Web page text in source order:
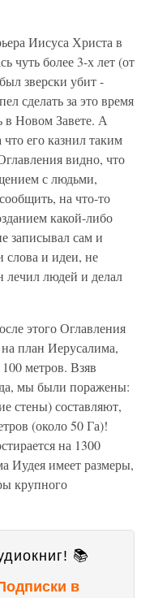
Иисуса Христа в
чуть более 3-х лет (от
зверски убит -
сделать за это время
в Новом Завете. А
его казнил таким
видно, что
с людьми,
на что-то
какой-либо
записывал сам и
слова и идеи, не
людей и делал
этого Оглавления
план Иерусалима,
метров. Взяв
мы были поражены:
стены) составляют,
(около 50 Га)!
на 1300
Иудея имеет размеры,
крупного
📚
в